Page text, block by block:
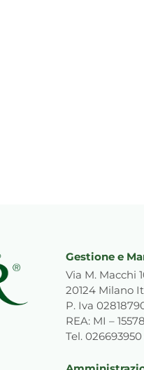
Gestione e
Via M. Macchi
20124 Milano
P. Iva
REA: MI –
Tel.